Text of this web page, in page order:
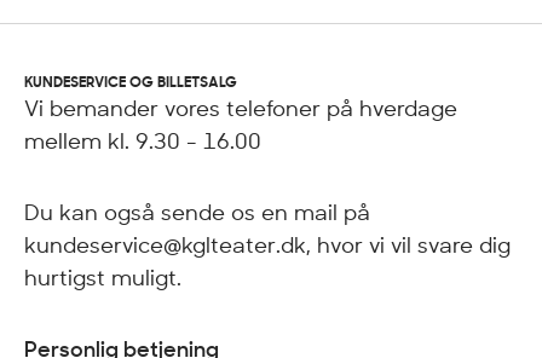
KUNDESERVICE OG BILLETSALG
Vi bemander vores telefoner på hverdage
mellem kl. 9.30 - 16.00
Du kan også sende os en mail på
kundeservice@kglteater.dk, hvor vi vil svare dig
hurtigst muligt.
Personlig betjening